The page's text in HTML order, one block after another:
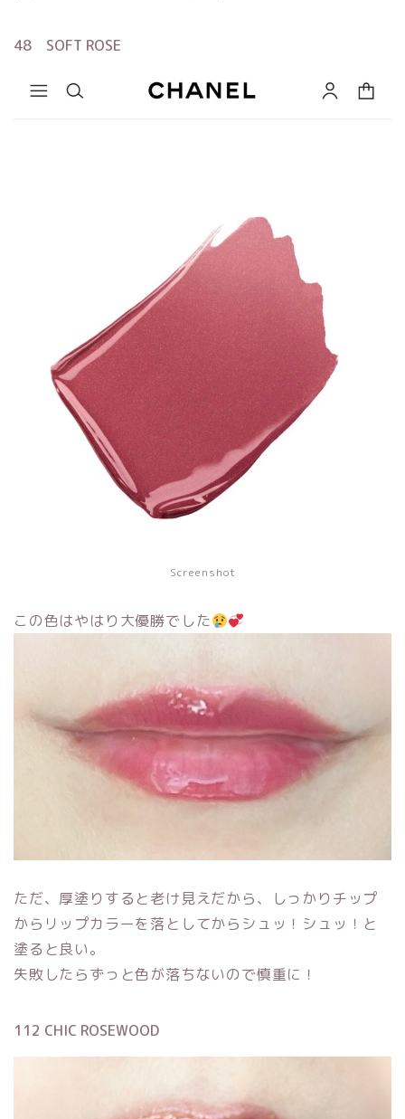
48 SOFT ROSE
Screenshot
この色はやはり大優勝でした
ただ、厚塗りすると老け見えだから、しっかりチップ
からリップカラーを落としてからシュッ！シュッ！と
塗ると良い。
失敗したらずっと色が落ちないので慎重に！
112 CHIC ROSEWOOD